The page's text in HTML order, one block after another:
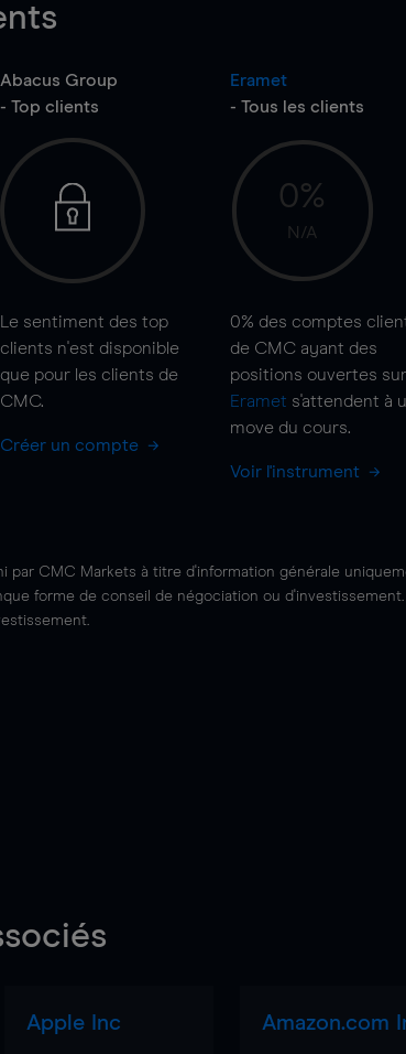
Abacus Group
- Top clients
Le sentiment des top
clients n'est disponible
que pour les clients de
CMC.
Créer un compte
Eramet
- Tous les clients
0%
N/A
0% des comptes
de CMC ayant des
positions ouvertes sur
Eramet s'attendent à
move du cours.
Voir l'instrument
par CMC Markets à titre d'information générale
forme de conseil de négociation ou
Apple Inc Amazon.com